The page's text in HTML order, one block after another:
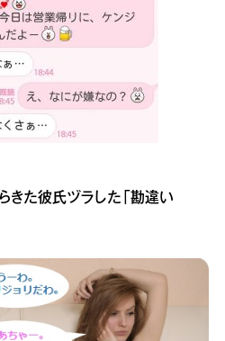
らきた彼氏ヅラした「勘違い